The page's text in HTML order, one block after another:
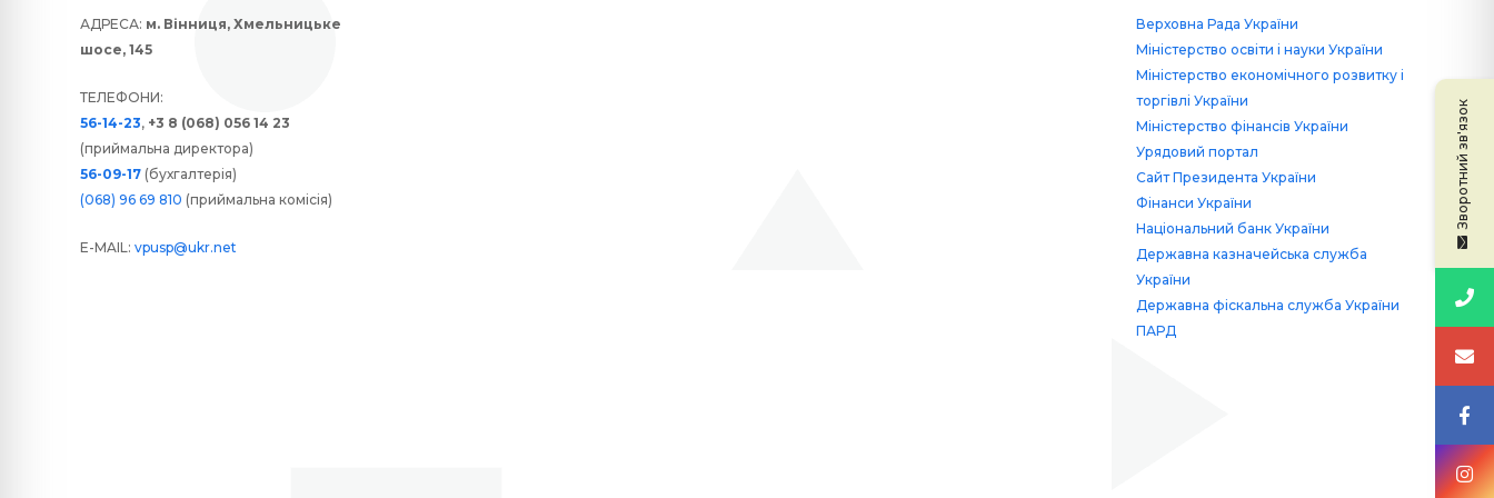
АДРЕСА: м. Вінниця, Хмельницьке
шосе, 145
ТЕЛЕФОНИ:
56-14-23, +3 8 (068) 056 14 23
(приймальна директора)
56-09-17 (бухгалтерія)
(068) 96 69 810 (приймальна комісія)
E-MAIL: vpusp@ukr.net
Верховна Рада України
Міністерство освіти і науки України
Міністерство економічного розвитку і
торгівлі України
Міністерство фінансів України
Урядовий портал
Сайт Президента України
Фінанси України
Національний банк України
Державна казначейська служба
України
Державна фіскальна служба України
ПАРД
Зворотний зв'язок